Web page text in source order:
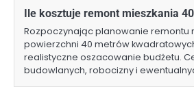
Ile kosztuje remont mieszkania
Rozpoczynając planowanie remontu
powierzchni 40 metrów
realistyczne oszacowanie budżetu.
budowlanych, robocizny i